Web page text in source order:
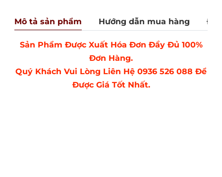
Mô tả sản phẩm Hướng dẫn mua hàng
Sản Phẩm Được Xuất Hóa Đơn Đầy Đủ 100%
Đơn Hàng.
Quý Khách Vui Lòng Liên Hệ 0936 526 088 Để
Được Giá Tốt Nhất.